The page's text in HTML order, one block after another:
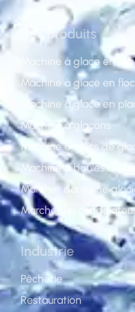
Des produits
Machine à glace en
Machine à glace en
Machine à glace en
Machine à glaçons
Machine à blocs de
Machine à boules de
Marcher dans une
Marcher au
Industrie
Pêcherie
Restauration